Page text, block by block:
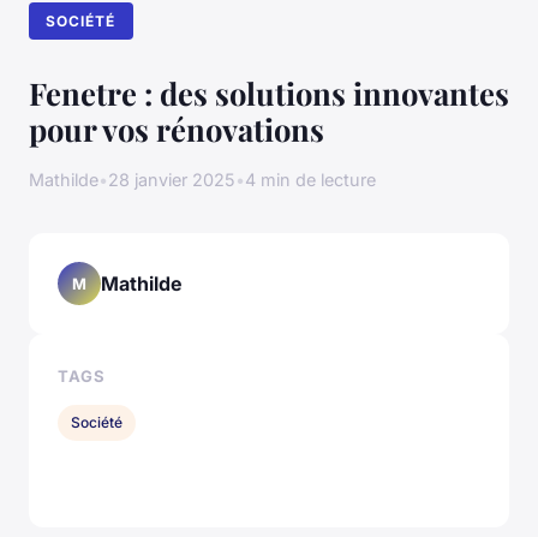
SOCIÉTÉ
Fenetre : des solutions innovantes
pour vos rénovations
Mathilde•28 janvier 2025•4 min de lecture
M Mathilde
TAGS
Société